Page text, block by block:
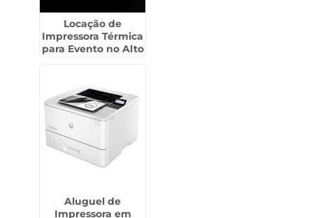
Locação de
Impressora Térmica
para Evento no Alto
Aluguel de
Impressora em